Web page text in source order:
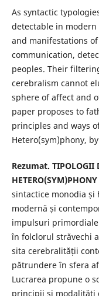
As syntactic
detectable in modern
and manifestations
communication,
peoples. Their
cerebralism cannot
sphere of affect and
paper proposes to
principles and ways
Hetero(sym)phony,
Rezumat. TIPOLOGII
sintactice monodia
modernă și
impulsuri
în folclorul străvechi
sita cerebralității
pătrundere în sfera
Lucrarea propune o
principii și modalități